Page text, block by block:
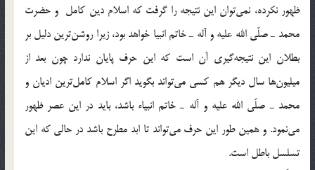
ظهور نكرده، نمي‌توان اين نتيجه را گرفت كه اسلام دين كامل و حضرت
محمد ـ صلّي الله عليه و آله ـ خاتم انبيا خواهد بود، زيرا روشن‌ترين دليل بر
بطلان اين نتيجه‌گيري آن است كه اين حرف پايان ندارد چون بعد از
ميليون‌ها سال ديگر هم كسي مي‌تواند بگويد اگر اسلام كامل‌ترين اديان و
محمد ـ صلّي الله عليه و آله ـ خاتم انبياء باشد، بايد در اين عصر ظهور
مي‌نمود. و همين طور اين حرف مي‌تواند تا ابد مطرح باشد در حالي كه اين
تسلسل باطل است.